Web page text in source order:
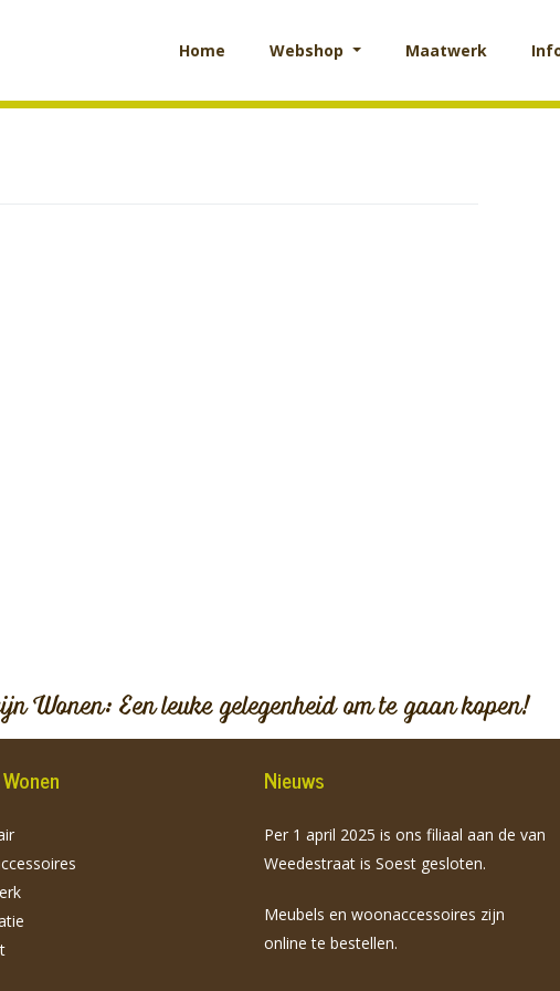
Home Webshop Maatwerk
Wonen: Een leuke gelegenheid om te gaan kopen!
Nieuws
Per 1 april 2025 is ons filiaal aan de van
Weedestraat is Soest gesloten.
Meubels en woonaccessoires zijn
online te bestellen.